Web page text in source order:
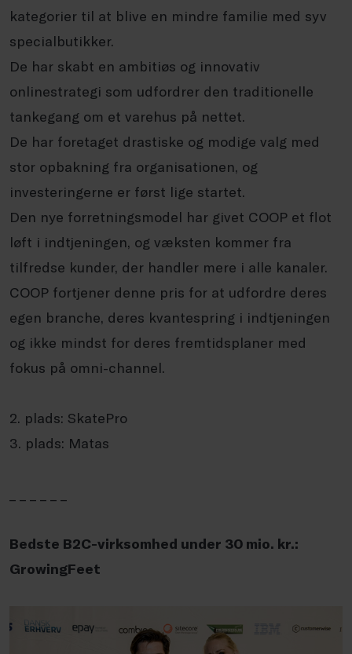
kategorier til at blive en mindre familie med syv
specialbutikker.
De har skabt en ambitiøs og innovativ
onlinestrategi som udfordrer den traditionelle
tankegang om et varehus på nettet.
De har foretaget drastiske og modige valg med
stor opbakning fra organisationen, og
investeringerne er først lige startet.
Den nye forretningsmodel har givet COOP et flot
løft i indtjeningen, og væksten kommer fra
tilfredse kunder, der handler mere i alle kanaler.
COOP fortjener denne pris for at udfordre deres
egen branche, deres kvantespring i indtjeningen
og ikke mindst for deres fremtidsplaner med
fokus på omni-channel.
2. plads: SkatePro
3. plads: Matas
Bedste B2C-virksomhed under 30 mio. kr.:
GrowingFeet